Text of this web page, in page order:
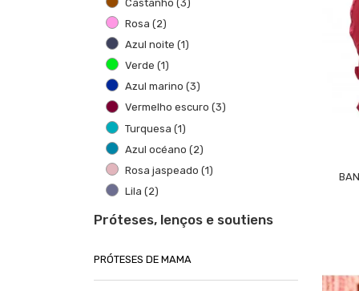
Castanho (3)
Rosa (2)
Azul noite (1)
Verde (1)
Azul marino (3)
Vermelho escuro (3)
Turquesa (1)
Azul océano (2)
Rosa jaspeado (1)
Lila (2)
Próteses, lenços e soutiens
PRÓTESES DE MAMA